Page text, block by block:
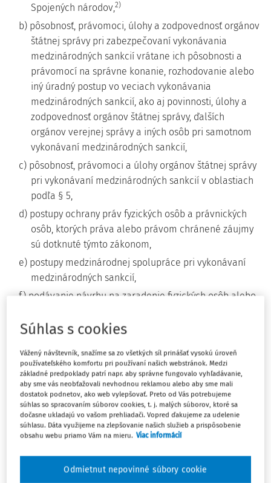
Spojených národov,2)
b) pôsobnosť, právomoci, úlohy a zodpovednosť orgánov
štátnej správy pri zabezpečovaní vykonávania
medzinárodných sankcií vrátane ich pôsobnosti a
právomocí na správne konanie, rozhodovanie alebo
iný úradný postup vo veciach vykonávania
medzinárodných sankcií, ako aj povinnosti, úlohy a
zodpovednosť orgánov štátnej správy, ďalších
orgánov verejnej správy a iných osôb pri samotnom
vykonávaní medzinárodných sankcií,
c) pôsobnosť, právomoci a úlohy orgánov štátnej správy
pri vykonávaní medzinárodných sankcií v oblastiach
podľa § 5,
d) postupy ochrany práv fyzických osôb a právnických
osôb, ktorých práva alebo právom chránené záujmy
sú dotknuté týmto zákonom,
e) postupy medzinárodnej spolupráce pri vykonávaní
medzinárodných sankcií,
f) podávanie návrhu na zaradenie fyzických osôb alebo
g) podávanie návrhu na vyradenie fyzických osôb alebo
h) obmedzenie vykonávania medzinárodných sankcií.
§ 2
Vymedzenie pojmov
zákaz v predpisoch o medzinárodnej sankcii podľa
Súhlas s cookies
Vážený návštevník, snažíme sa zo všetkých síl prinášať vysokú úroveň
používateľského komfortu pri používaní našich webstránok. Medzi
základné predpoklady patrí napr. aby správne fungovalo vyhľadávanie,
aby sme vás neobťažovali nevhodnou reklamou alebo aby sme mali
dostatok podnetov, ako web vylepšovať. Preto od Vás potrebujeme
súhlas so spracovaním súborov cookies, t. j. malých súborov, ktoré sa
dočasne ukladajú vo vašom prehliadači. Vopred ďakujeme za udelenie
súhlasu. Dáta využijeme na zlepšovanie našich služieb a prispôsobenie
obsahu webu priamo Vám na mieru. Viac informácií
Odmietnut nepovinné súbory cookie